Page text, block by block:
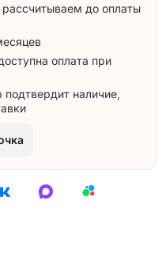
до оплаты
оплата при
наличие,